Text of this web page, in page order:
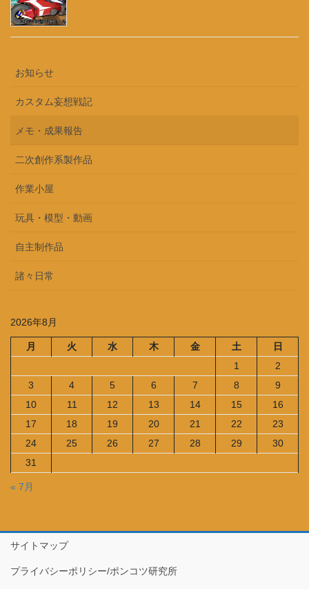
お知らせ
カスタム妄想戦記
メモ・成果報告
二次創作系製作品
作業小屋
玩具・模型・動画
自主制作品
諸々日常
2026年8月
月 火 水 木 金 土
日
1
2
3
4 5 6 7 8
9
10
11 12 13 14 15
16
17
18 19 20 21 22
23
24
25 26 27 28 29
30
31
« 7月
サイトマップ
プライバシーポリシー/ポンコツ研究所